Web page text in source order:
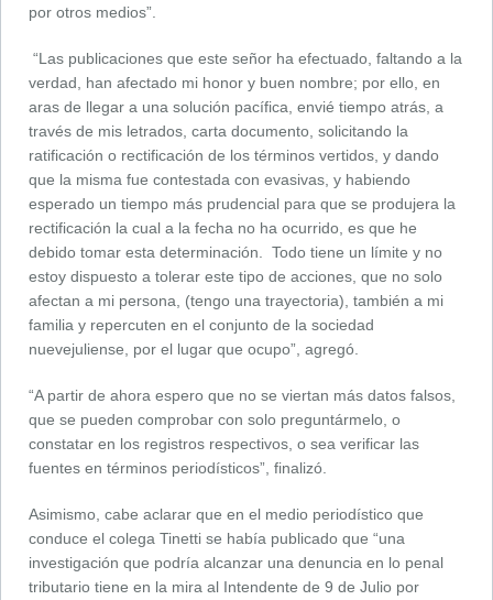
por otros medios”.
“Las publicaciones que este señor ha efectuado, faltando a la
verdad, han afectado mi honor y buen nombre; por ello, en
aras de llegar a una solución pacífica, envié tiempo atrás, a
través de mis letrados, carta documento, solicitando la
ratificación o rectificación de los términos vertidos, y dando
que la misma fue contestada con evasivas, y habiendo
esperado un tiempo más prudencial para que se produjera la
rectificación la cual a la fecha no ha ocurrido, es que he
debido tomar esta determinación. Todo tiene un límite y no
estoy dispuesto a tolerar este tipo de acciones, que no solo
afectan a mi persona, (tengo una trayectoria), también a mi
familia y repercuten en el conjunto de la sociedad
nuevejuliense, por el lugar que ocupo”, agregó.
“A partir de ahora espero que no se viertan más datos falsos,
que se pueden comprobar con solo preguntármelo, o
constatar en los registros respectivos, o sea verificar las
fuentes en términos periodísticos”, finalizó.
Asimismo, cabe aclarar que en el medio periodístico que
conduce el colega Tinetti se había publicado que “una
investigación que podría alcanzar una denuncia en lo penal
tributario tiene en la mira al Intendente de 9 de Julio por